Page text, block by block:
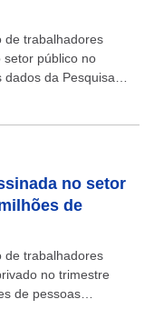
de trabalhadores
público no
da Pesquisa
no setor
de
de trabalhadores
no trimestre
de pessoas